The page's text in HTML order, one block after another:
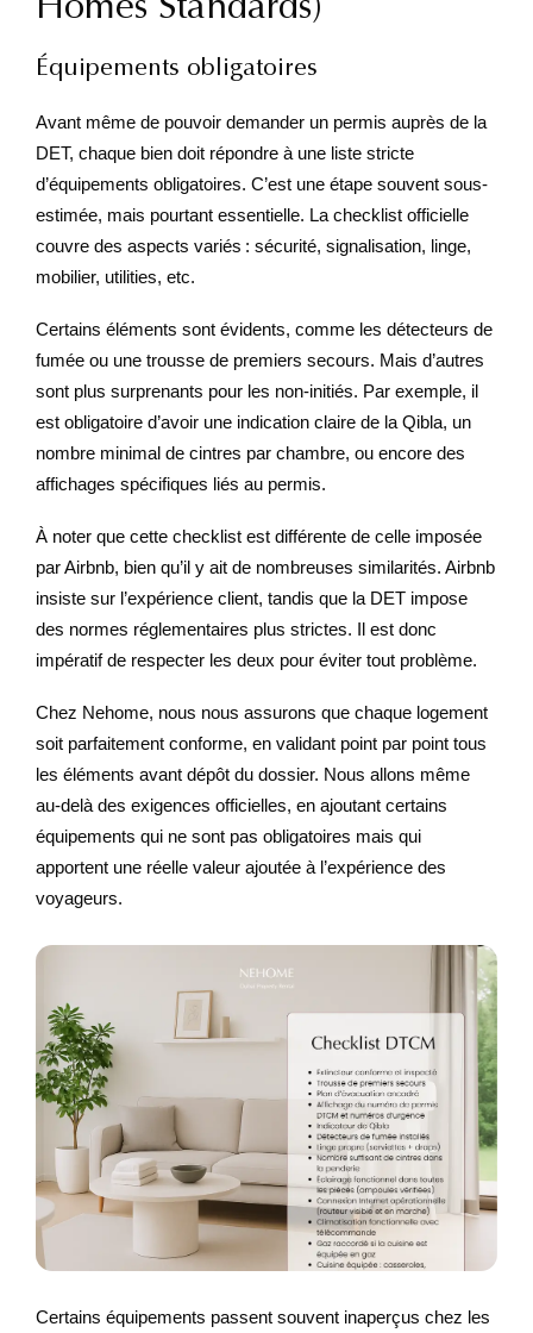
Équipements obligatoires
Avant même de pouvoir demander un permis auprès de la
DET, chaque bien doit répondre à une liste stricte
d’équipements obligatoires. C’est une étape souvent sous-
estimée, mais pourtant essentielle. La checklist officielle
couvre des aspects variés : sécurité, signalisation, linge,
mobilier, utilities, etc.
Certains éléments sont évidents, comme les détecteurs de
fumée ou une trousse de premiers secours. Mais d’autres
sont plus surprenants pour les non-initiés. Par exemple, il
est obligatoire d’avoir une indication claire de la Qibla, un
nombre minimal de cintres par chambre, ou encore des
affichages spécifiques liés au permis.
À noter que cette checklist est différente de celle imposée
par Airbnb, bien qu’il y ait de nombreuses similarités. Airbnb
insiste sur l’expérience client, tandis que la DET impose
des normes réglementaires plus strictes. Il est donc
impératif de respecter les deux pour éviter tout problème.
Chez Nehome, nous nous assurons que chaque logement
soit parfaitement conforme, en validant point par point tous
les éléments avant dépôt du dossier. Nous allons même
au-delà des exigences officielles, en ajoutant certains
équipements qui ne sont pas obligatoires mais qui
apportent une réelle valeur ajoutée à l’expérience des
voyageurs.
Certains équipements passent souvent inaperçus chez les